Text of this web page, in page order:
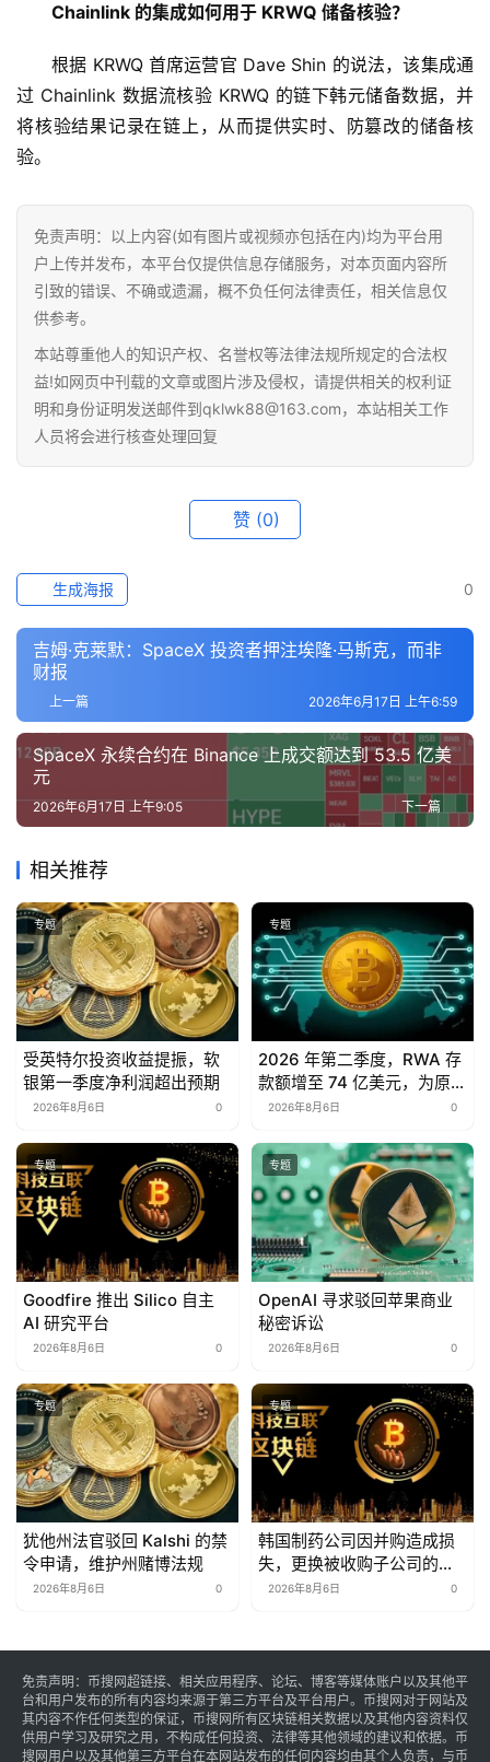
快
讯
题
百
科
Chainlink 的集成如何用于 KRWQ 储备核验？
根据 KRWQ 首席运营官 Dave Shin 的说法，该集成通
过 Chainlink 数据流核验 KRWQ 的链下韩元储备数据，并
将核验结果记录在链上，从而提供实时、防篡改的储备核
验。
免责声明：以上内容(如有图片或视频亦包括在内)均为平台用
户上传并发布，本平台仅提供信息存储服务，对本页面内容所
引致的错误、不确或遗漏，概不负任何法律责任，相关信息仅
供参考。
本站尊重他人的知识产权、名誉权等法律法规所规定的合法权
益!如网页中刊载的文章或图片涉及侵权，请提供相关的权利证
明和身份证明发送邮件到qklwk88@163.com，本站相关工作
人员将会进行核查处理回复
赞 (0)
0
生成海报
吉姆·克莱默：SpaceX 投资者押注埃隆·马斯克，而非
财报
上一篇 2026年6月17日 上午6:59
SpaceX 永续合约在 Binance 上成交额达到 53.5 亿美
元
下一篇
2026年6月17日 上午9:05
相关推荐
专题
受英特尔投资收益提振，软
银第一季度净利润超出预期
2026年8月6日 0
专题
2026 年第二季度，RWA 存
款额增至 74 亿美元，为原来
的三倍，而去中心化金融
2026年8月6日 0
专题
Goodfire 推出 Silico 自主
AI 研究平台
2026年8月6日 0
专题
OpenAI 寻求驳回苹果商业
秘密诉讼
2026年8月6日 0
专题
犹他州法官驳回 Kalshi 的禁
令申请，维护州赌博法规
2026年8月6日 0
专题
韩国制药公司因并购造成损
失，更换被收购子公司的首
席执行官
2026年8月6日 0
免责声明：币搜网超链接、相关应用程序、论坛、博客等媒体账户以及其他平
台和用户发布的所有内容均来源于第三方平台及平台用户。币搜网对于网站及
其内容不作任何类型的保证，币搜网所有区块链相关数据以及其他内容资料仅
供用户学习及研究之用，不构成任何投资、法律等其他领域的建议和依据。币
搜网用户以及其他第三方平台在本网站发布的任何内容均由其个人负责，与币